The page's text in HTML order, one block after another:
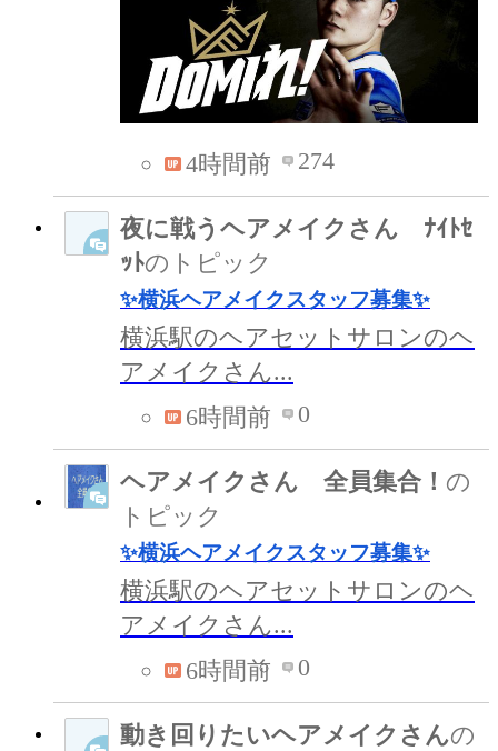
4時間前 274
夜に戦うヘアメイクさん ﾅｲﾄｾ
ｯﾄのトピック
✨横浜ヘアメイクスタッフ募集✨
横浜駅のヘアセットサロンのヘ
アメイクさん...
6時間前
0
ヘアメイクさん 全員集合！ の
トピック
✨横浜ヘアメイクスタッフ募集✨
横浜駅のヘアセットサロンのヘ
アメイクさん...
6時間前
0
動き回りたいヘアメイクさんの